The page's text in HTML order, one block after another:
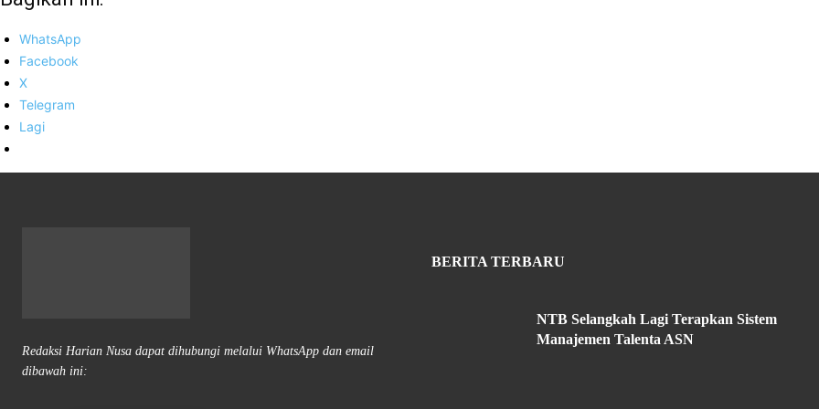
WhatsApp
Facebook
X
Telegram
Lagi
Redaksi Harian Nusa dapat dihubungi melalui WhatsApp dan email
dibawah ini:
BERITA TERBARU
NTB Selangkah Lagi Terapkan Sistem
Manajemen Talenta ASN